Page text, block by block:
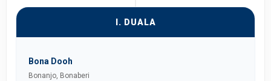
I. DUALA
Bona Dooh
Bonanjo, Bonaberi